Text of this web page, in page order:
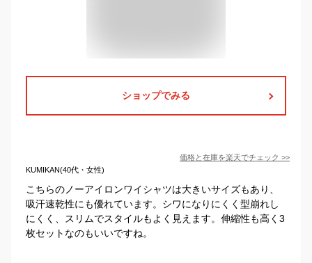
ショップでみる
価格と在庫を楽天でチェック >>
KUMIKAN(40代・女性)
こちらのノーアイロンワイシャツは大きいサイズもあり、
吸汗速乾性にも優れています。シワになりにくく型崩れし
にくく、スリムでスタイルもよく見えます。伸縮性も高く3
枚セットなのもいいですね。